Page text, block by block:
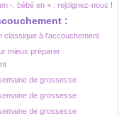
-, bébé en + : rejoignez-nous !
:
classique à l'accouchement
mieux préparer
de grossesse
de grossesse
de grossesse